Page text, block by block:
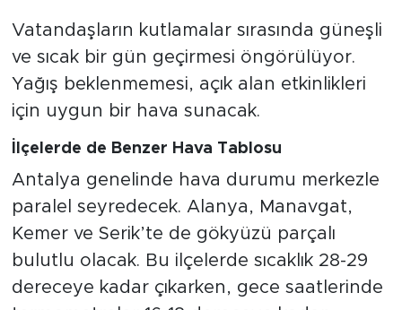
Vatandaşların kutlamalar sırasında güneşli
ve sıcak bir gün geçirmesi öngörülüyor.
Yağış beklenmemesi, açık alan etkinlikleri
için uygun bir hava sunacak.
İlçelerde de Benzer Hava Tablosu
Antalya genelinde hava durumu merkezle
paralel seyredecek. Alanya, Manavgat,
Kemer ve Serik’te de gökyüzü parçalı
bulutlu olacak. Bu ilçelerde sıcaklık 28-29
dereceye kadar çıkarken, gece saatlerinde